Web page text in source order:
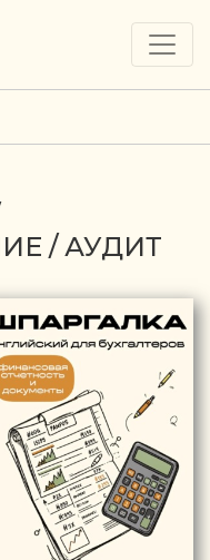
/ АУДИТ